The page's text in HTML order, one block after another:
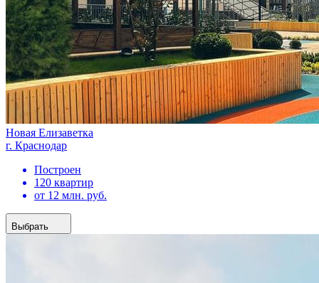
Новая Елизаветка
г. Краснодар
Построен
120 квартир
от 12 млн. руб.
Выбрать